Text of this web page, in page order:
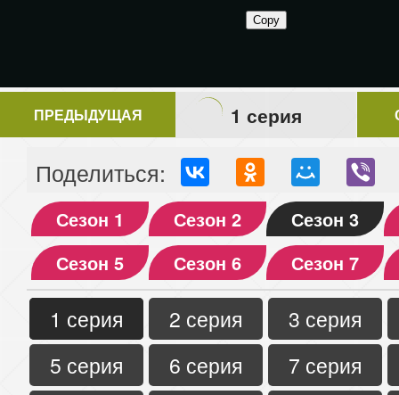
ПРЕДЫДУЩАЯ 1 серия
Поделиться:
Сезон 1 Сезон 2
Сезон 3
Сезон 5
Сезон 6 Сезон 7
1 серия 2 серия
3 серия
5 серия
6 серия
7 серия